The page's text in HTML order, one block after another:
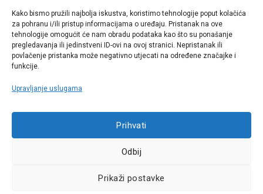
Kako bismo pružili najbolja iskustva, koristimo tehnologije poput kolačića
za pohranu i/ili pristup informacijama o uređaju. Pristanak na ove
tehnologije omogućit će nam obradu podataka kao što su ponašanje
pregledavanja ili jedinstveni ID-ovi na ovoj stranici. Nepristanak ili
povlačenje pristanka može negativno utjecati na određene značajke i
funkcije.
Upravljanje uslugama
Prihvati
Odbij
Prikaži postavke
komentirao.
Call centar
+38513030300